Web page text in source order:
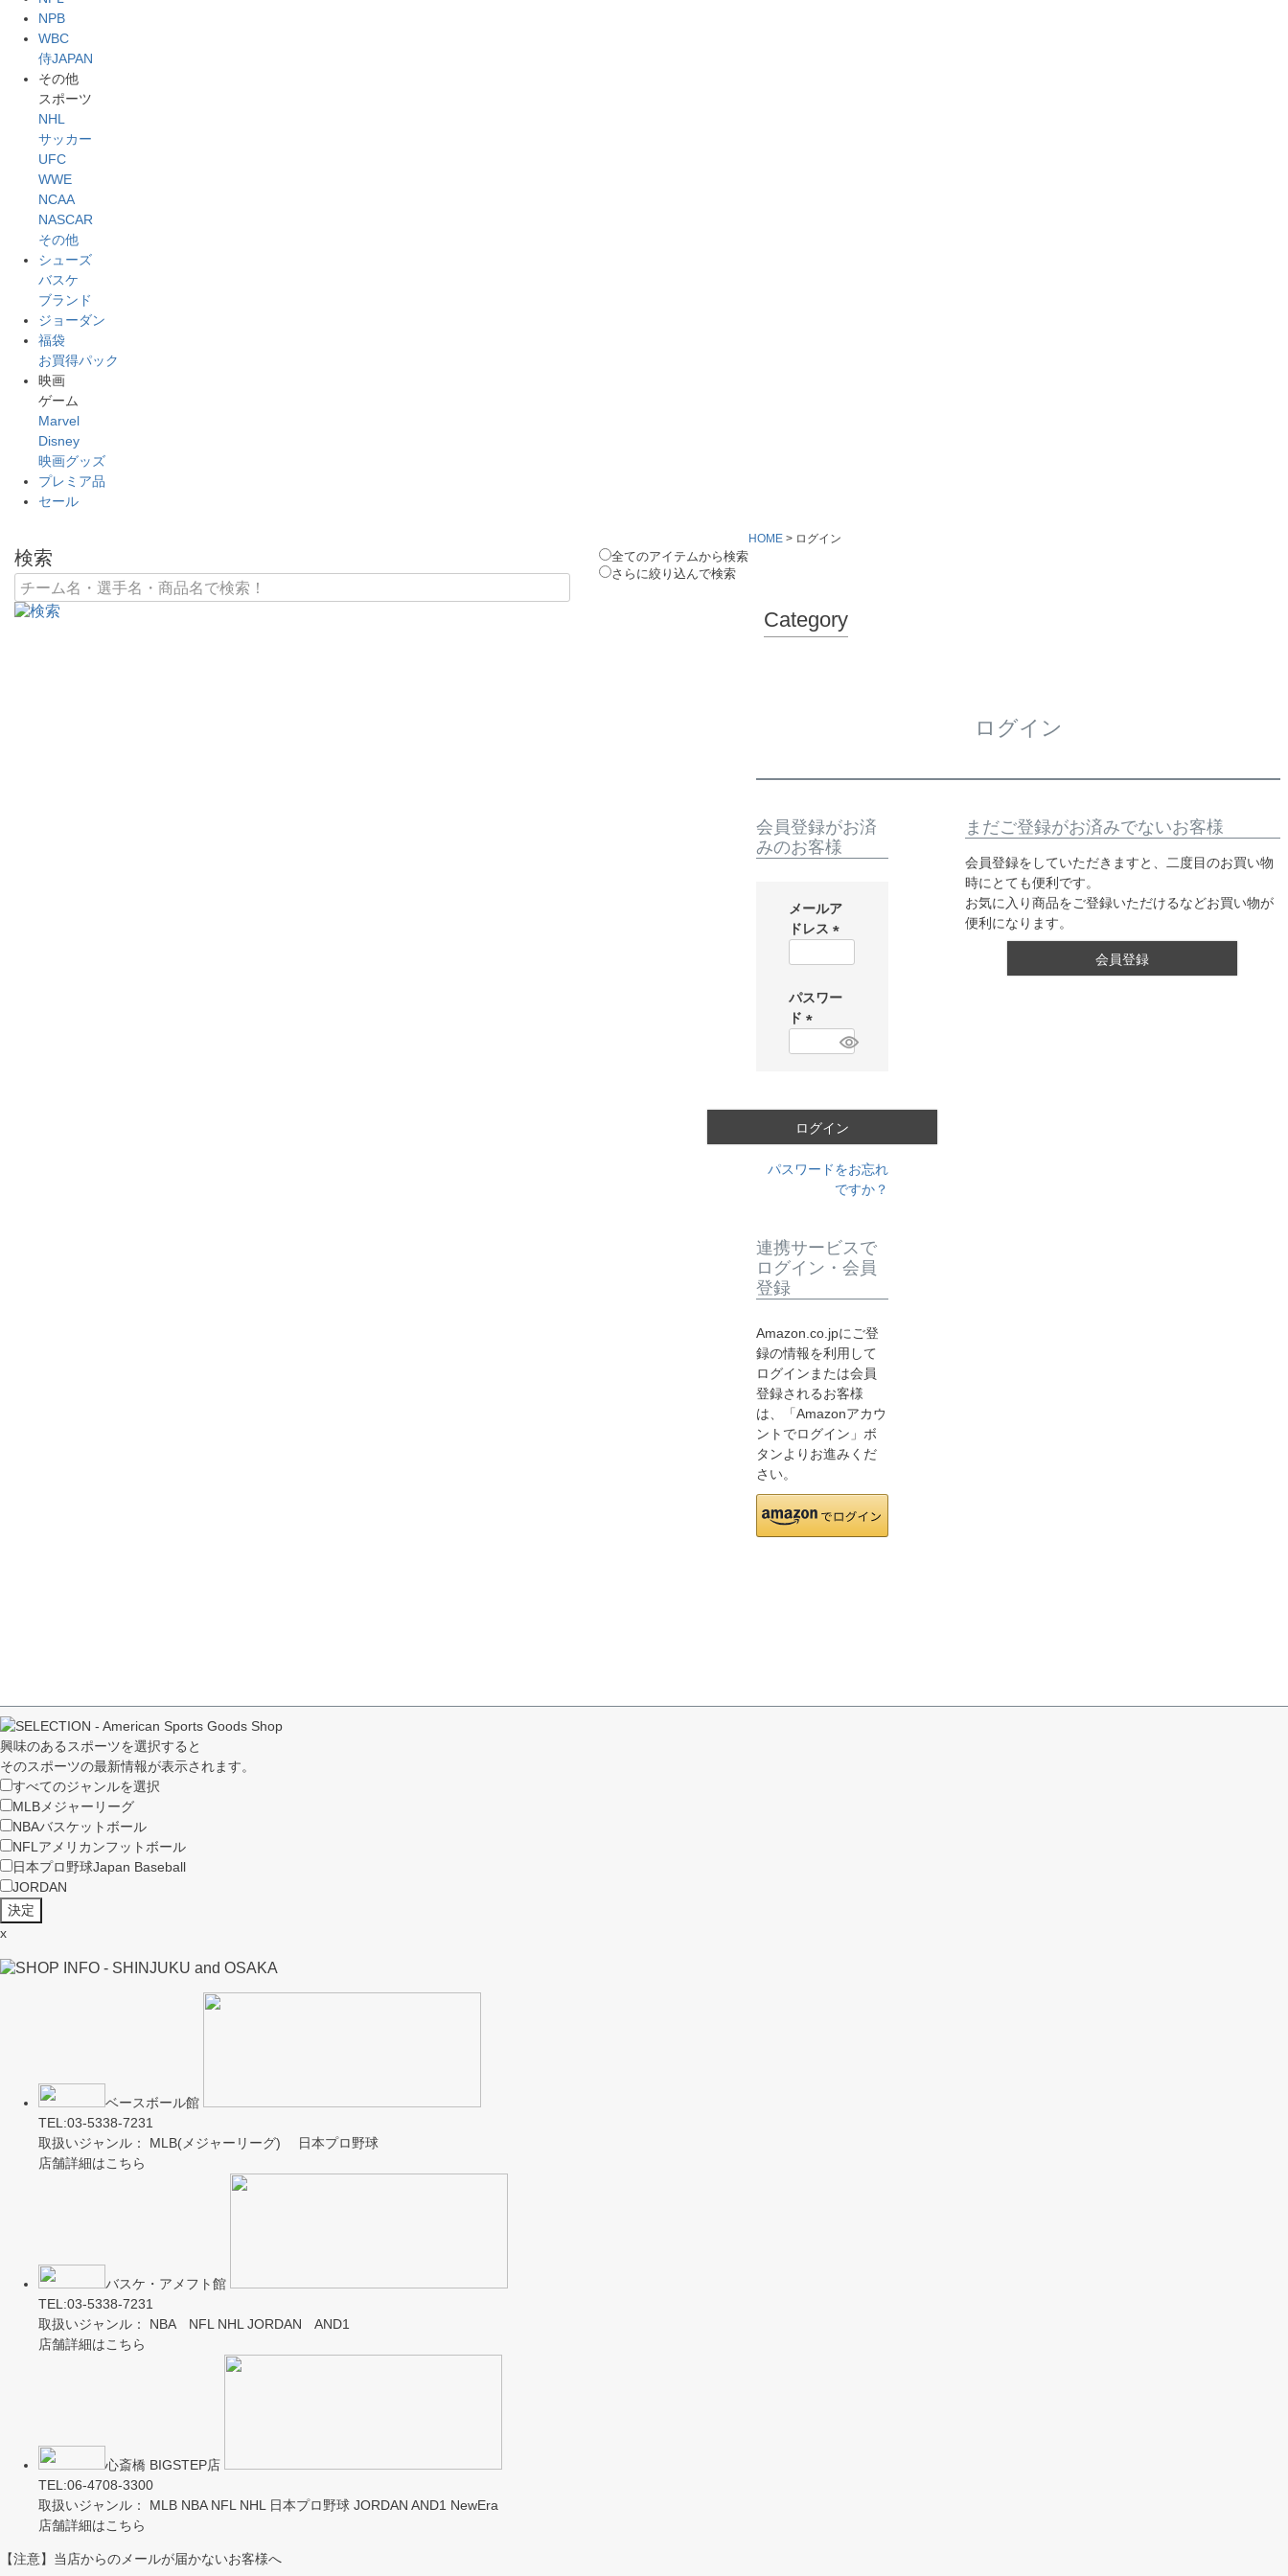
NPB
WBC
侍JAPAN
その他
スポーツ
NHL
サッカー
UFC
WWE
NCAA
NASCAR
その他
シューズ
バスケ
ブランド
ジョーダン
福袋
お買得パック
映画
ゲーム
Marvel
Disney
映画グッズ
プレミア品
セール
検索
全てのアイテムから検索
さらに絞り込んで検索
HOME ログイン
Category
ログイン
会員登録がお済
みのお客様
メールア
ドレス
須
パスワー
ド
ログイン
パスワードをお忘れ
ですか？
連携サービスで
ログイン・会員
登録
Amazon.co.jpにご登
録の情報を利用して
ログインまたは会員
登録されるお客様
は、「Amazonアカウ
ントでログイン」ボ
タンよりお進みくだ
さい。
まだご登録がお済みでないお客様
会員登録をしていただきますと、二度目のお買い物
時にとても便利です。
お気に入り商品をご登録いただけるなどお買い物が
便利になります。
会員登録
興味のあるスポーツを選択すると
そのスポーツの最新情報が表示されます。
すべてのジャンルを選択
MLB メジャーリーグ
NBAバスケットボール
NFL アメリカンフットボール
日本プロ野球Japan Baseball
JORDAN
x
ベースボール館
TEL:03-5338-7231
取扱いジャンル： MLB(メジャーリーグ) 日本プロ野球
店舗詳細はこちら
バスケ・アメフト館
TEL:03-5338-7231
取扱いジャンル： NBA NFL NHL JORDAN AND1
店舗詳細はこちら
心斎橋 BIGSTEP店
TEL:06-4708-3300
取扱いジャンル： MLB NBA NFL NHL 日本プロ野球 JORDAN AND1 NewEra
店舗詳細はこちら
【注意】当店からのメールが届かないお客様へ